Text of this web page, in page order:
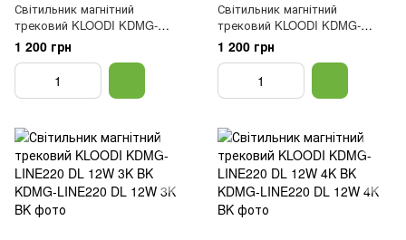
Світильник магнітний
трековий KLOODI KDMG-
LINE112 DL 6W 3K BK
1 200 грн
Світильник магнітний
трековий KLOODI KDMG-
LINE112 DL 6W 4K BK
1 200 грн